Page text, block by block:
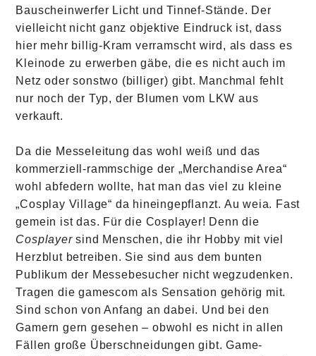
Bauscheinwerfer Licht und Tinnef-Stände. Der
vielleicht nicht ganz objektive Eindruck ist, dass
hier mehr billig-Kram verramscht wird, als dass es
Kleinode zu erwerben gäbe, die es nicht auch im
Netz oder sonstwo (billiger) gibt. Manchmal fehlt
nur noch der Typ, der Blumen vom LKW aus
verkauft.
Da die Messeleitung das wohl weiß und das
kommerziell-rammschige der „Merchandise Area“
wohl abfedern wollte, hat man das viel zu kleine
„Cosplay Village“ da hineingepflanzt. Au weia. Fast
gemein ist das. Für die Cosplayer! Denn die
Cosplayersind Menschen, die ihr Hobby mit viel
Herzblut betreiben. Sie sind aus dem bunten
Publikum der Messebesucher nicht wegzudenken.
Tragen die gamescom als Sensation gehörig mit.
Sind schon von Anfang an dabei. Und bei den
Gamern gern gesehen – obwohl es nicht in allen
Fällen große Überschneidungen gibt. Game-